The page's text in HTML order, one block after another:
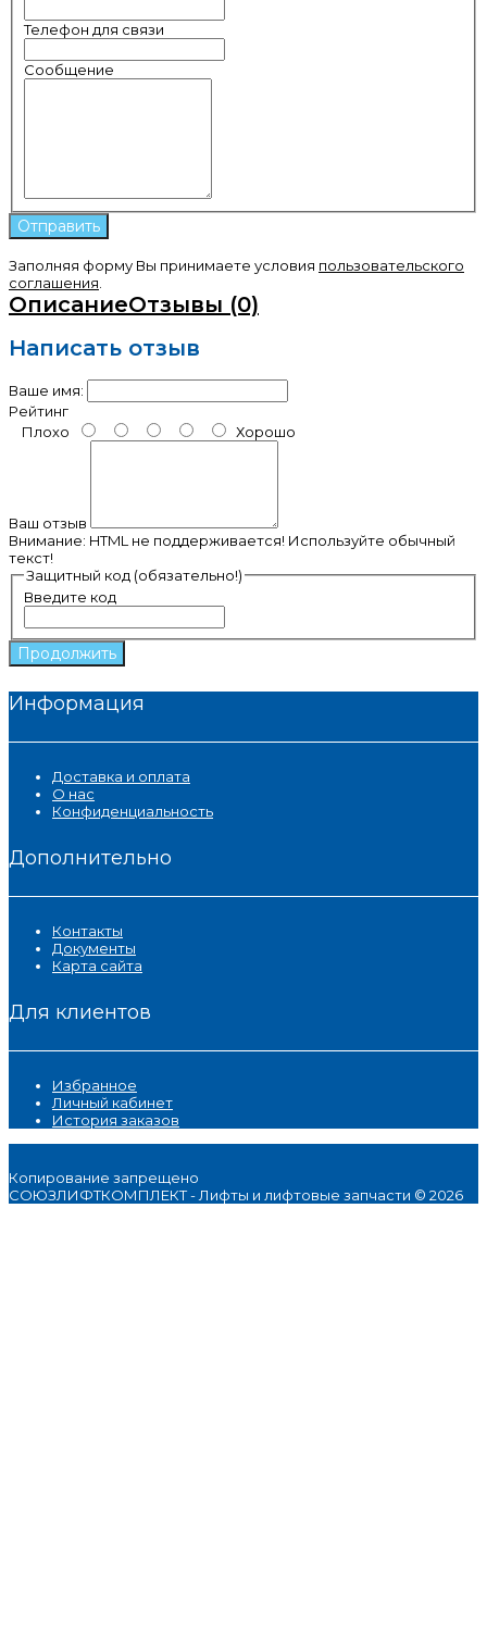
Телефон для связи
Сообщение
Заполняя форму Вы принимаете условия пользовательского
соглашения
ОписаниеОтзывы (0)
Написать отзыв
Ваше имя:
Рейтинг
Плохо
Хорошо
Ваш отзыв
Внимание: HTML не поддерживается! Используйте обычный
текст!
Защитный код (обязательно!)
Введите код
Продолжить
Информация
Доставка и оплата
О нас
Конфиденциальность
Дополнительно
Контакты
Документы
Карта сайта
Для клиентов
Избранное
Личный кабинет
История заказов
Копирование запрещено
СОЮЗЛИФТКОМПЛЕКТ - Лифты и лифтовые запчасти © 2026